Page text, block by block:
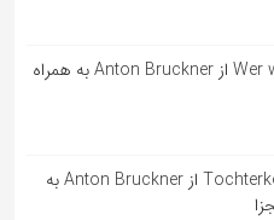
آهنگ آلمانی Wer wir sind از Anton Bruckner به همراه
آهنگ آلمانی Tochterkomplex از Anton Bruckner به